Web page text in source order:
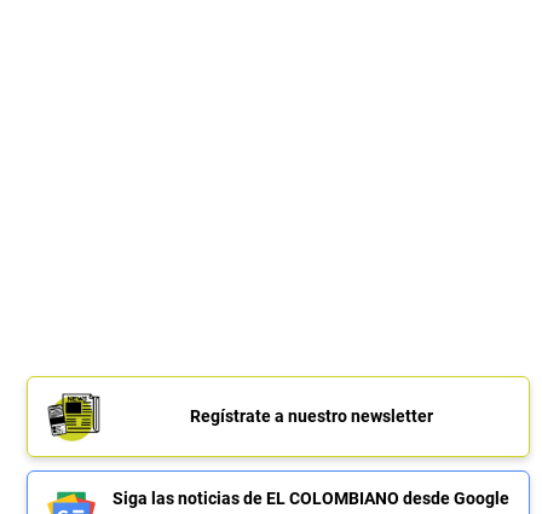
Regístrate a nuestro newsletter
Siga las noticias de EL COLOMBIANO desde Google